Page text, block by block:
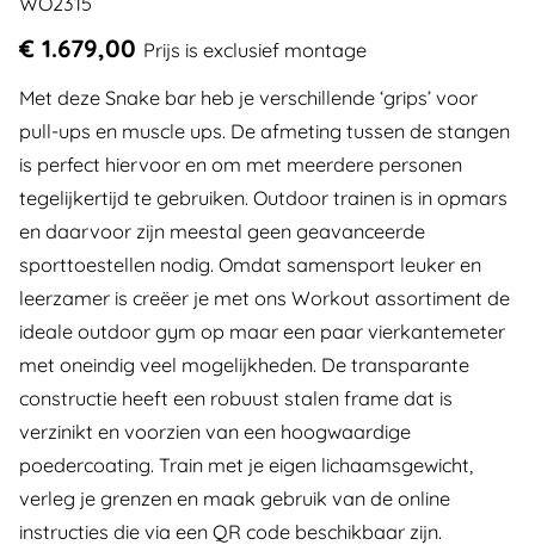
€ 1.679,00 Prijs is exclusief montage
Met deze Snake bar heb je verschillende ‘grips’ voor
pull-ups en muscle ups. De afmeting tussen de stangen
is perfect hiervoor en om met meerdere personen
tegelijkertijd te gebruiken. Outdoor trainen is in opmars
en daarvoor zijn meestal geen geavanceerde
sporttoestellen nodig. Omdat samensport leuker en
leerzamer is creëer je met ons Workout assortiment de
ideale outdoor gym op maar een paar vierkantemeter
met oneindig veel mogelijkheden. De transparante
constructie heeft een robuust stalen frame dat is
verzinikt en voorzien van een hoogwaardige
poedercoating. Train met je eigen lichaamsgewicht,
verleg je grenzen en maak gebruik van de online
instructies die via een QR code beschikbaar zijn.